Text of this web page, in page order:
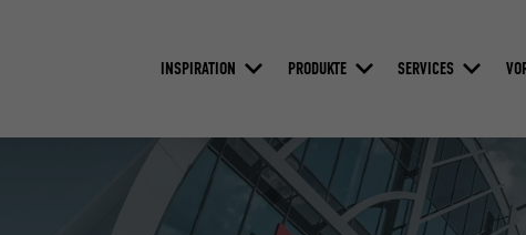
INSPIRATION PRODUKTE SERVICES